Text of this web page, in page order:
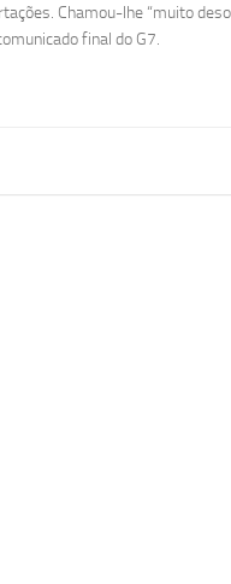
Chamou-lhe “muito
final do G7.